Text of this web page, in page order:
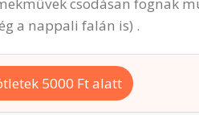
a nappali falán is) .
5000 Ft alatt